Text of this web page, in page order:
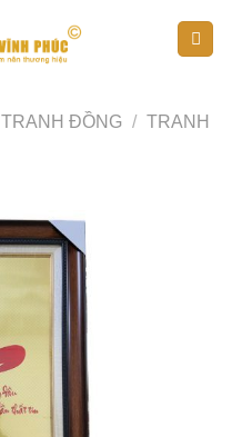
TRANH ĐỒNG / TRANH